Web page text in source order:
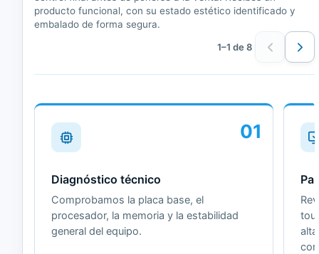
producto funcional, con su estado estético identificado y
embalado de forma segura.
1–1 de 8
01
Diagnóstico técnico
Comprobamos la placa base, el
procesador, la memoria y la estabilidad
general del equipo.